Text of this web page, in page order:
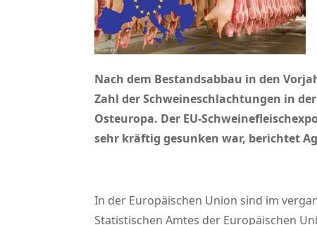
Nach dem Bestandsabbau in den
Zahl der Schweineschlachtungen in
Osteuropa. Der EU-
sehr kräftig gesunken war, berichtet
In der Europäischen Union sind im
Statistischen Amtes der Europäischen